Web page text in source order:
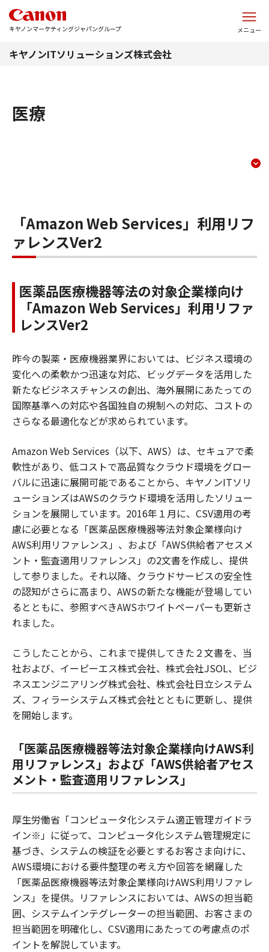
キヤノンマーケティングジャパングループ メニュー
キヤノンITソリューションズ株式会社
医療
資料ダウンロード（リファ
「Amazon Web Services」利用リフ
ァレンスVer2
医薬品医療機器等法の対象企業様向け
「Amazon Web Services」利用リファ
レンスVer2
昨今の製薬・医療機器業界においては、ビジネス環境の
変化への柔軟かつ迅速な対応、ビッグデータを活用した
新たなビジネスチャンスの創出、海外展開にあたっての
国際基準への対応や各国独自の規制への対応、コストの
さらなる最適化などが求められています。
Amazon Web Services（以下、AWS）は、セキュアで柔
軟性があり、低コストで高品質なクラウド環境をグロー
バルに迅速に展開可能であることから、キヤノンITソリ
ューションズはAWSのクラウド環境を活用したソリュー
ションを展開しています。2016年１月に、CSV適用の考
慮に必要となる「医薬品医療機器等法対象企業様向け
AWS利用リファレンス」、および「AWS供給者アセスメ
ント・監査適用リファレンス」の2文書を作成し、提供
して参りました。それ以降、クラウドサービスの安全性
の認知がさらに高まり、AWSの新たな機能が登場してい
るとともに、参照すべきAWSホワイトペーパーも更新さ
れました。
こうしたことから、これまで提供してきた２文書を、当
社および、イーピーエス株式会社、株式会社JSOL、ビジ
ネスエンジニアリング株式会社、株式会社日立システム
ズ、フィラーシステムズ株式会社とともに更新し、提供
を開始します。
「医薬品医療機器等法対象企業様向けAWS利
用リファレンス」および「AWS供給者アセス
メント・監査適用リファレンス」
厚生労働省「コンピュータ化システム適正管理ガイドラ
イン※」に従って、コンピュータ化システム管理規定に
基づき、システムの検証を必要とするお客さま向けに、
AWS環境における要件整理の考え方や回答を網羅した
「医薬品医療機器等法対象企業様向けAWS利用リファレ
ンス」を提供。リファレンスにおいては、AWSの担当範
囲、システムインテグレーターの担当範囲、お客さまの
担当範囲を明確化し、CSV適用にあたっての考慮点のポ
イントを解説しています。